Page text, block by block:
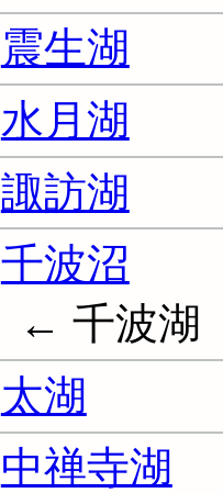
震生湖
水月湖
諏訪湖
千波沼
← 千波湖
太湖
中禅寺湖